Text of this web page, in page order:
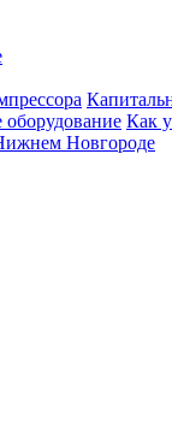
Как
Новгороде